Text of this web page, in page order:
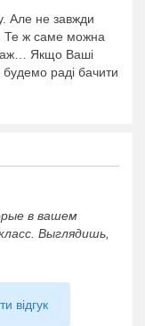
Але не завжди
Те ж саме можна
Якщо Ваші
раді бачити
в вашем
Выглядишь,
відгук